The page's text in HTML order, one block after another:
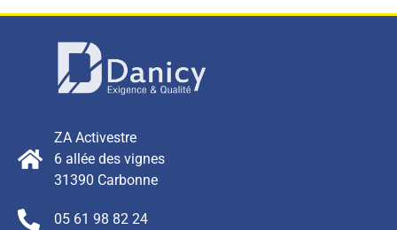
ZA Activestre
6 allée des vignes
31390 Carbonne
05 61 98 82 24